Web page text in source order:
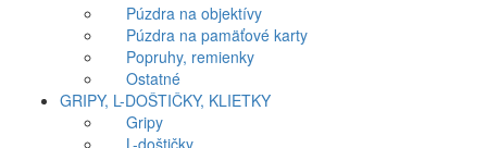
Púzdra na objektívy
Púzdra na pamäťové karty
Popruhy, remienky
Ostatné
GRIPY, L-DOŠTIČKY, KLIETKY
Gripy
L-doštičky